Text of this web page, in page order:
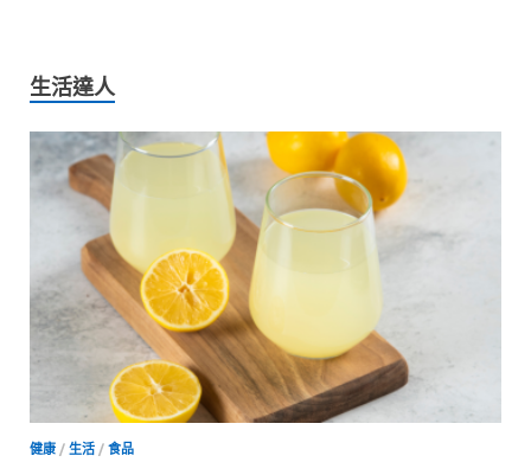
生活達人
健康 / 生活 / 食品